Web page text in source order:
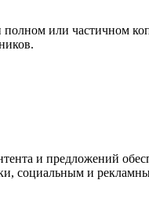
частичном
и предложений
социальным и